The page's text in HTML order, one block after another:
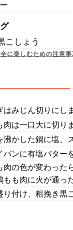
こしょう
に楽しむための注意事
はみじん切りにし
肉は一口大に切り
沸かした鍋に塩、
パンに有塩バター
肉の色が変わった
もも肉に火が通っ
り付け、粗挽き黒